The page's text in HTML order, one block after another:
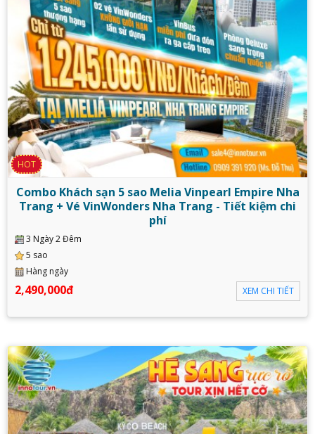
HOT
Combo Khách sạn 5 sao Melia Vinpearl Empire Nha
Trang + Vé VinWonders Nha Trang - Tiết kiệm chi
phí
3 Ngày 2 Đêm
5 sao
Hàng ngày
2,490,000đ XEM CHI TIẾT